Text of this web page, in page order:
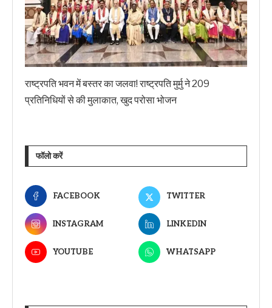
राष्ट्रपति भवन में बस्तर का जलवा! राष्ट्रपति मुर्मु ने 209
प्रतिनिधियों से की मुलाकात, खुद परोसा भोजन
फॉलो करें
FACEBOOK TWITTER
INSTAGRAM LINKEDIN
YOUTUBE WHATSAPP